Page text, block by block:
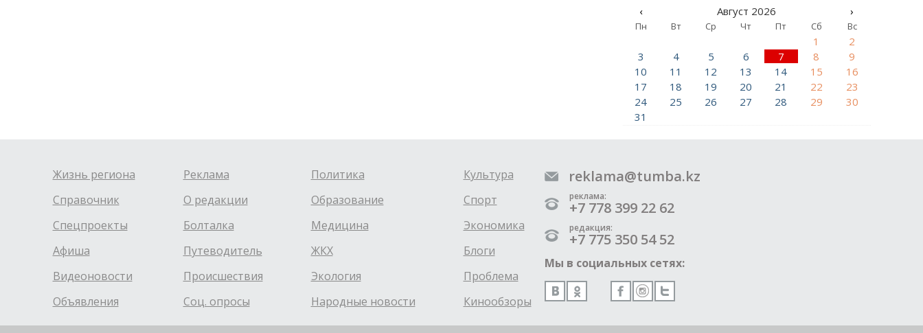
‹ Август 2026 ›
Пн Вт Ср Чт Пт Сб Вс
1
2
3
4 5 6 7 8
9
10
11 12 13 14 15
16
17
18 19 20 21 22
23
24
25 26 27 28 29
30
31
Жизнь региона
Справочник
Спецпроекты
Афиша
Видеоновости
Объявления
Реклама
О редакции
Болталка
Путеводитель
Происшествия
Соц. опросы
Политика
Образование
Медицина
ЖКХ
Экология
Народные новости
Культура
Спорт
Экономика
Блоги
Проблема
Кинообзоры
reklama@tumba.kz
реклама:
+7 778 399 22 62
редакция:
+7 775 350 54 52
Мы в социальных сетях: